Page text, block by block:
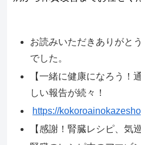
お読みいただきありがと
でした。
【一緒に健康になろう！
しい報告が続々！
https://
【感謝！腎臓レシピ、気